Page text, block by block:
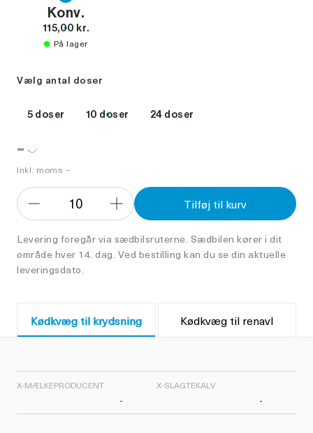
Konv.
115,00 kr.
På lager
Vælg antal doser
5 doser 10 doser 24 doser
-
Inkl. moms –
Formindsk
10
Forøg
Tilføj til kurv
Levering foregår via sædbilsruterne. Sædbilen kører i dit
område hver 14. dag. Ved bestilling kan du se din aktuelle
leveringsdato.
Kødkvæg til krydsning Kødkvæg til renavl
X-MÆLKEPRODUCENT
-
X-SLAGTEKALV
-